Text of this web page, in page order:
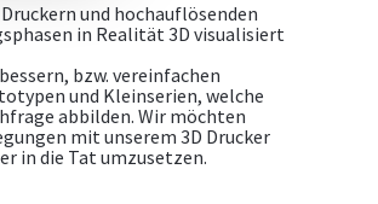
und hochauflösenden
in Realität 3D visualisiert
bzw. vereinfachen
und Kleinserien, welche
abbilden. Wir möchten
mit unserem 3D Drucker
in die Tat umzusetzen.